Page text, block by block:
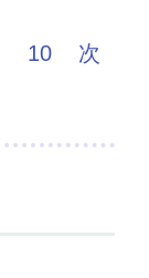
10
次